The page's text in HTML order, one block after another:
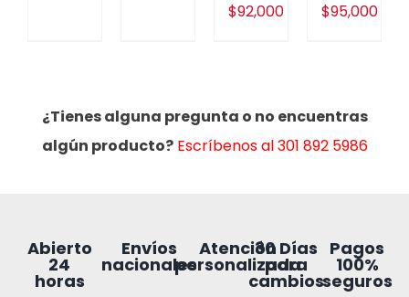
$92,000 $95,000
¿Tienes alguna pregunta o no encuentras
algún producto? Escríbenos al 301 892 5986
Abierto
24
horas
Envíos
nacionales
Atención
personalizada
30 Días
para
cambios
Pagos
100%
seguros